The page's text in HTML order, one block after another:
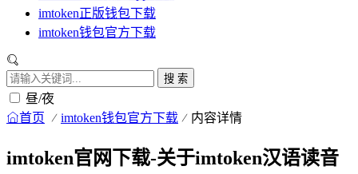
imtoken正版钱包下载
imtoken钱包官方下载
搜 索
昼/夜
首页 imtoken钱包官方下载 内容详情
imtoken官网下载-关于imtoken汉语读音